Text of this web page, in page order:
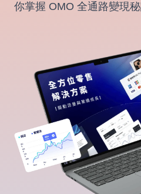
你掌握 OMO 全通路變現